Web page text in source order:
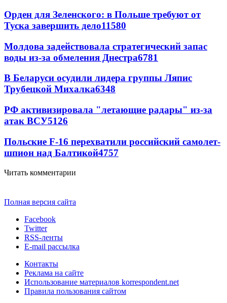
Орден для Зеленского: в Польше требуют от
Туска завершить дело11580
Молдова задействовала стратегический запас
воды из-за обмеления Днестра6781
В Беларуси осудили лидера группы Ляпис
Трубецкой Михалка6348
РФ активизировала "летающие радары" из-за
атак ВСУ5126
Польские F-16 перехватили российский самолет-
шпион над Балтикой4757
Читать комментарии
Полная версия сайта
Facebook
Twitter
RSS-ленты
E-mail рассылка
Контакты
Реклама на сайте
Использование материалов korrespondent.net
Правила пользования сайтом